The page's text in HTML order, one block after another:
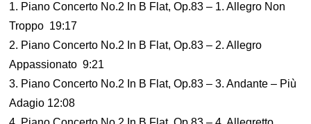
1. Piano Concerto No.2 In B Flat, Op.83 – 1. Allegro Non
Troppo 19:17
2. Piano Concerto No.2 In B Flat, Op.83 – 2. Allegro
Appassionato 9:21
3. Piano Concerto No.2 In B Flat, Op.83 – 3. Andante – Più
Adagio 12:08